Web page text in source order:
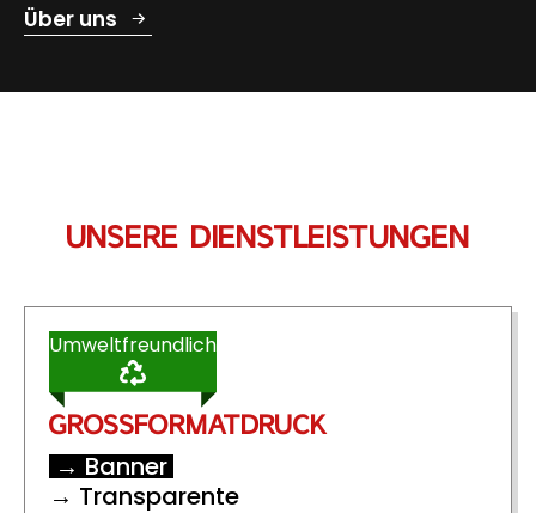
Über uns
UNSERE DIENSTLEISTUNGEN
GROSSFORMATDRUCK
→ Banner
→ Transparente
Umweltfreundlich